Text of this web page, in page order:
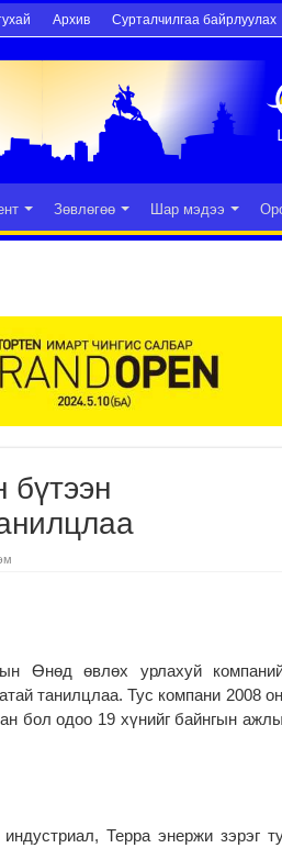
Архив Сурталчилгаа байрлуулах
Зөвлөгөө Шар мэдээ
бүтээн
Өнөд өвлөх урлахуй
танилцлаа. Тус компани 2008
бол одоо 19 хүнийг байнгын
Терра энержи зэрэг